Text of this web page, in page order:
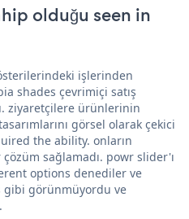
olduğu seen in
işlerinden
shades çevrimiçi satış
ziyaretçilere ürünlerinin
görsel olarak çekici
the ability. onların
sağlamadı. powr slider'ı
options denediler ve
gibi görünmüyordu ve